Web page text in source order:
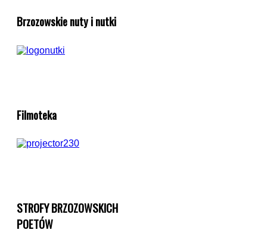
Brzozowskie nuty i nutki
Filmoteka
STROFY BRZOZOWSKICH
POETÓW